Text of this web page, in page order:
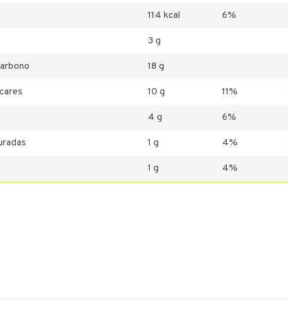
114 kcal 6%
3 g
18 g
10 g 11%
4 g 6%
1 g 4%
1 g 4%